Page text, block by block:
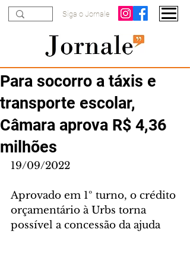
Siga o Jornale
Para socorro a táxis e
transporte escolar,
Câmara aprova R$ 4,36
milhões
19/09/2022
Aprovado em 1º turno, o crédito
orçamentário à Urbs torna
possível a concessão da ajuda